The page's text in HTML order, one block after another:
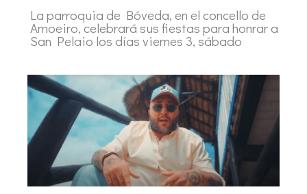
La parroquia de Bóveda, en el concello de
Amoeiro, celebrará sus fiestas para honrar a
San Pelaio los días viernes 3, sábado